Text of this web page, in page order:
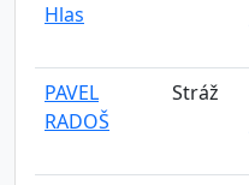
Hlas
PAVEL
RADOŠ
Stráž